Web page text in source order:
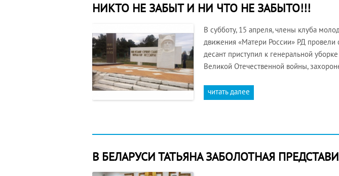
НИКТО НЕ ЗАБЫТ И НИ ЧТО НЕ ЗАБЫТО!!!
В субботу, 15 апреля, члены клуба
движения «Матери России» РД провели
десант приступил к генеральной
Великой Отечественной войны,
читать далее
В БЕЛАРУСИ ТАТЬЯНА ЗАБОЛОТНАЯ